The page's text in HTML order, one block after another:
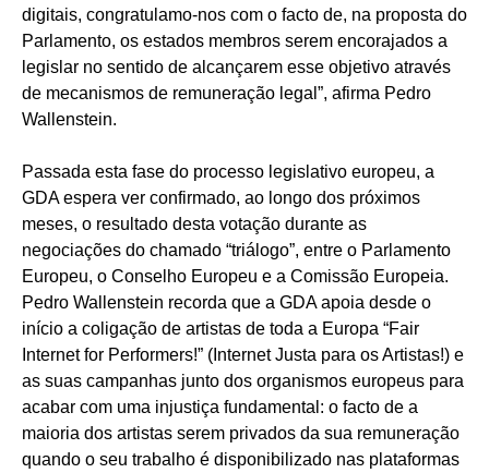
digitais, congratulamo-nos com o facto de, na proposta do
Parlamento, os estados membros serem encorajados a
legislar no sentido de alcançarem esse objetivo através
de mecanismos de remuneração legal”, afirma Pedro
Wallenstein.
Passada esta fase do processo legislativo europeu, a
GDA espera ver confirmado, ao longo dos próximos
meses, o resultado desta votação durante as
negociações do chamado “triálogo”, entre o Parlamento
Europeu, o Conselho Europeu e a Comissão Europeia.
Pedro Wallenstein recorda que a GDA apoia desde o
início a coligação de artistas de toda a Europa “Fair
Internet for Performers!” (Internet Justa para os Artistas!) e
as suas campanhas junto dos organismos europeus para
acabar com uma injustiça fundamental: o facto de a
maioria dos artistas serem privados da sua remuneração
quando o seu trabalho é disponibilizado nas plataformas